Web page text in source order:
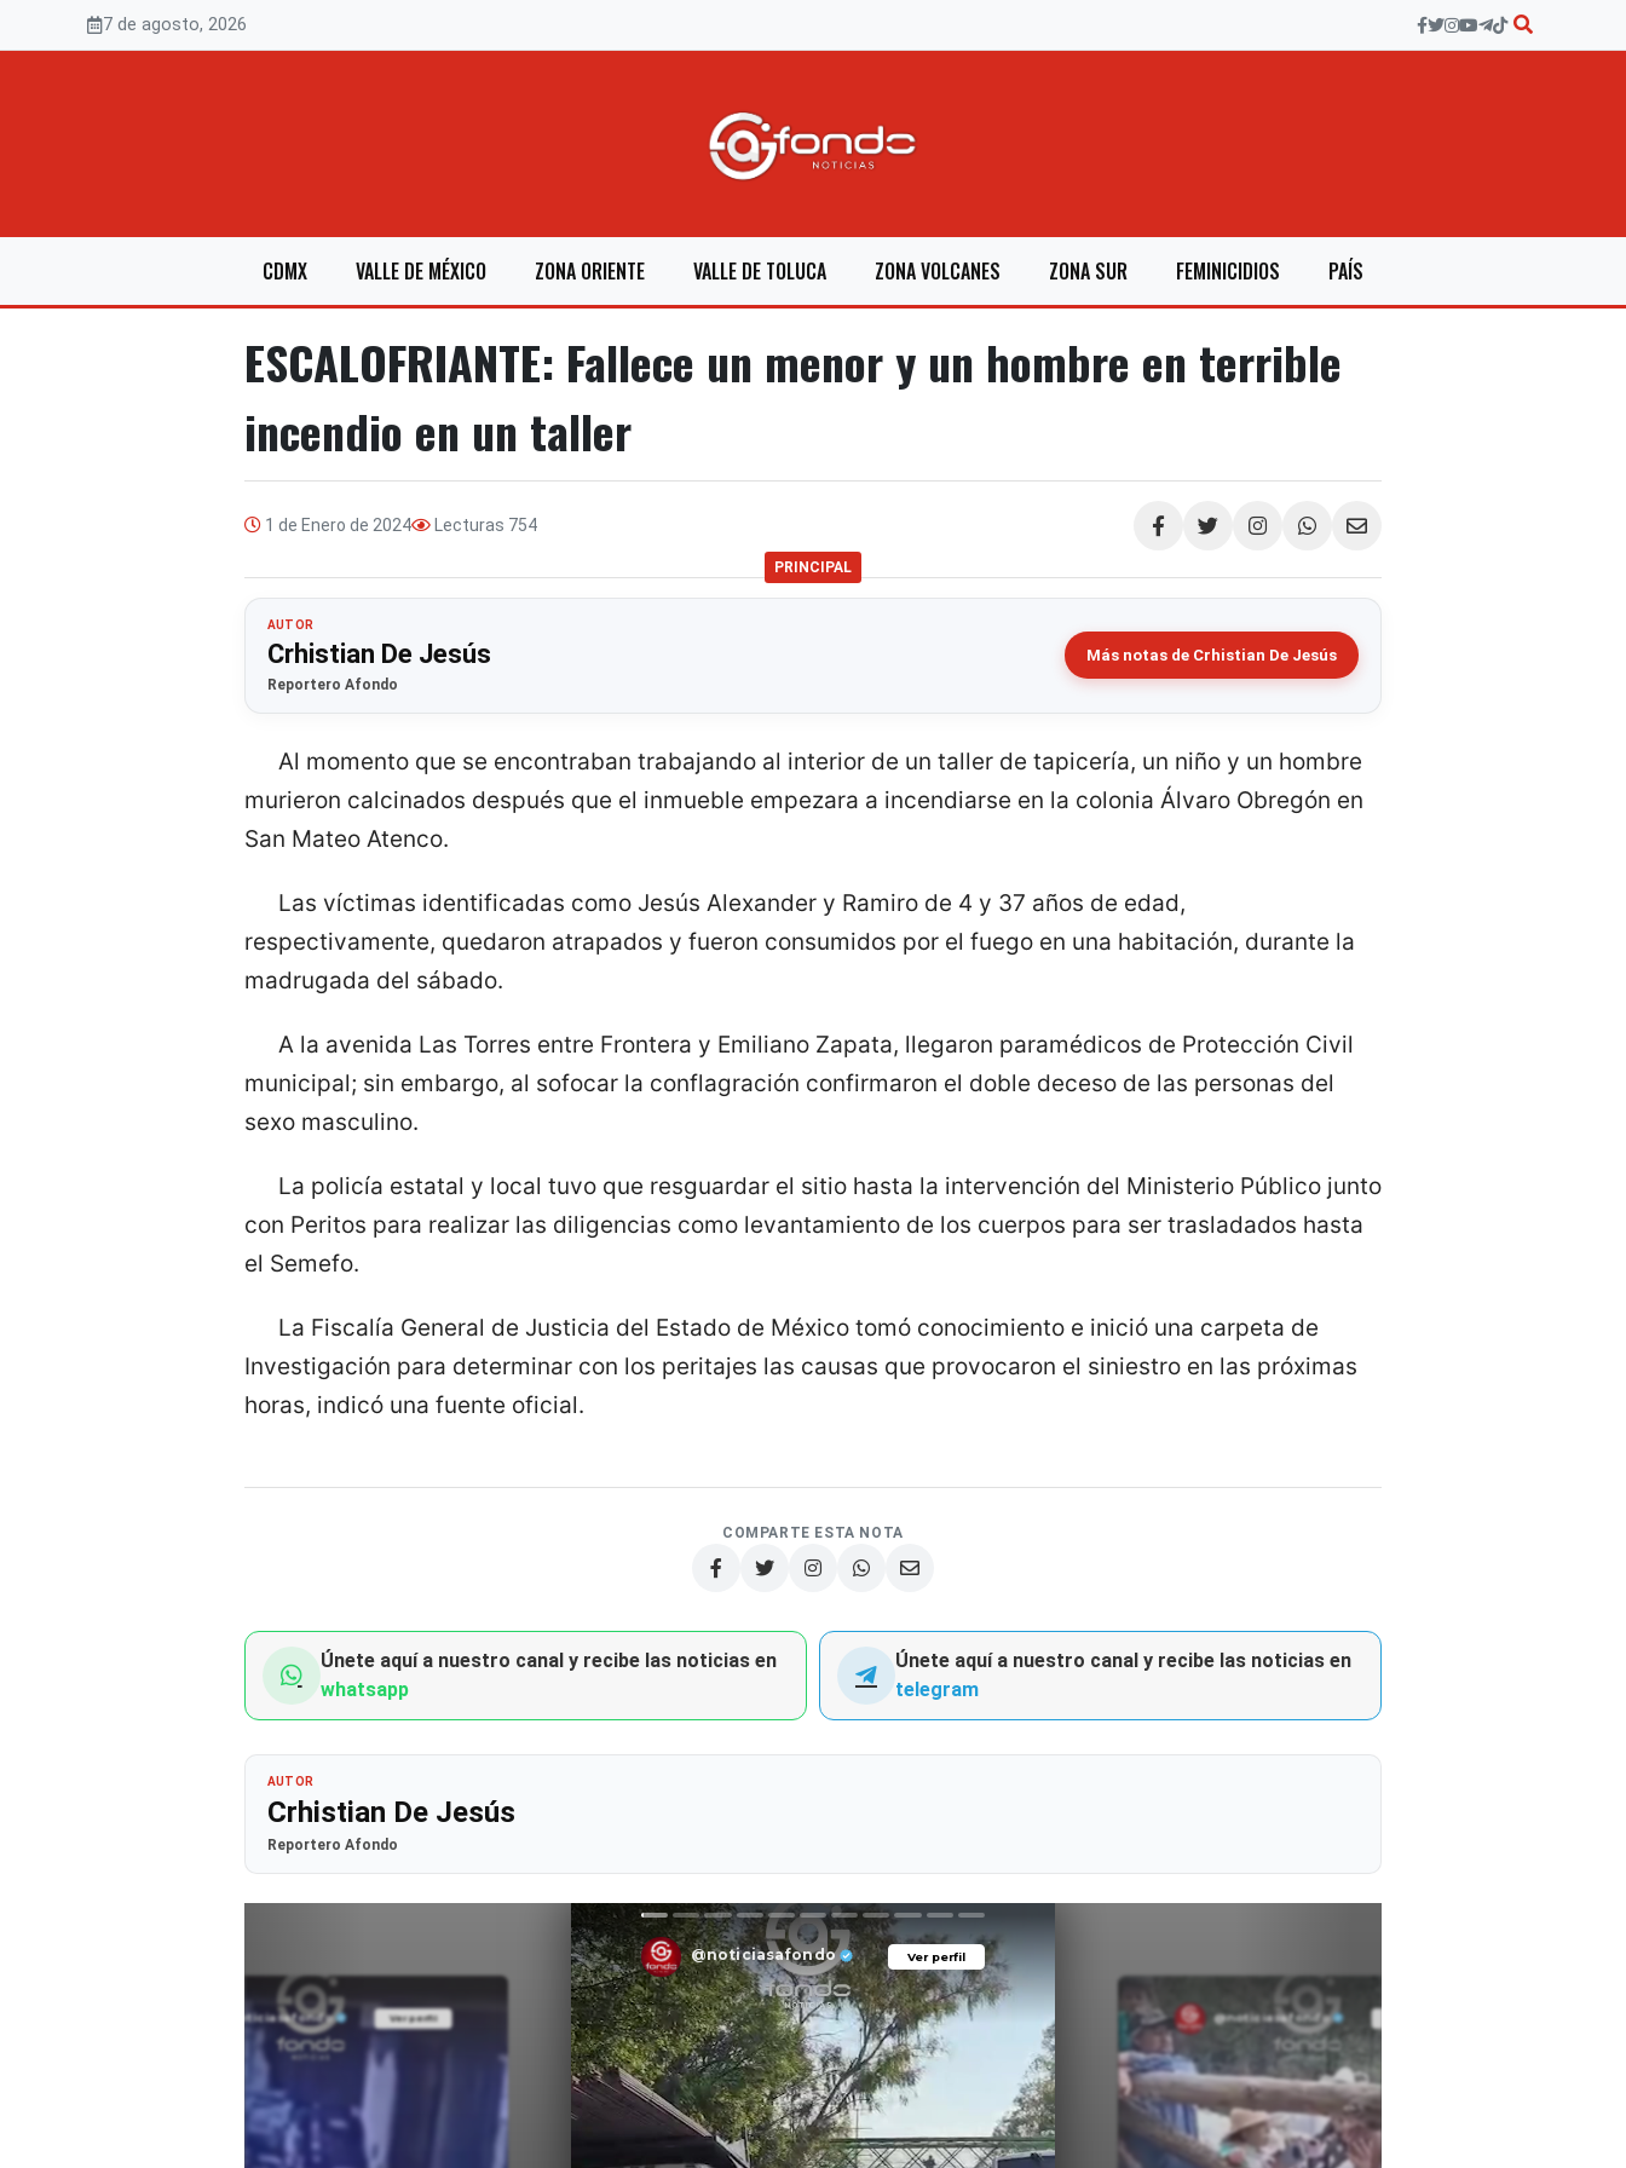
7 de agosto, 2026
CDMX VALLE DE MÉXICO ZONA ORIENTE VALLE DE TOLUCA ZONA VOLCANES ZONA SUR FEMINICIDIOS PAÍS
ESCALOFRIANTE: Fallece un menor y un hombre en terrible
incendio en un taller
1 de Enero de 2024 Lecturas 754
Compartir
PRINCIPAL
AUTOR
Crhistian De Jesús
Reportero Afondo
Más notas de Crhistian De Jesús
Al momento que se encontraban trabajando al interior de un taller de tapicería, un niño y un hombre
murieron calcinados después que el inmueble empezara a incendiarse en la colonia Álvaro Obregón en
San Mateo Atenco.
Las víctimas identificadas como Jesús Alexander y Ramiro de 4 y 37 años de edad,
respectivamente, quedaron atrapados y fueron consumidos por el fuego en una habitación, durante la
madrugada del sábado.
A la avenida Las Torres entre Frontera y Emiliano Zapata, llegaron paramédicos de Protección Civil
municipal; sin embargo, al sofocar la conflagración confirmaron el doble deceso de las personas del
sexo masculino.
La policía estatal y local tuvo que resguardar el sitio hasta la intervención del Ministerio Público junto
con Peritos para realizar las diligencias como levantamiento de los cuerpos para ser trasladados hasta
el Semefo.
La Fiscalía General de Justicia del Estado de México tomó conocimiento e inició una carpeta de
Investigación para determinar con los peritajes las causas que provocaron el siniestro en las próximas
horas, indicó una fuente oficial.
COMPARTE ESTA NOTA
Únete aquí a nuestro canal y recibe las noticias en
whatsapp
Únete aquí a nuestro canal y recibe las noticias en
telegram
AUTOR
Crhistian De Jesús
Reportero Afondo
Ver perfil
@noticiasafondo Ver perfil
@noticiasafondo
Ver perfil
@noticiasafondo Ver perfil